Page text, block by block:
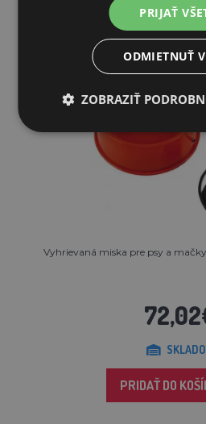
Vyhrievaná miska pre psy a mačky
PRIDAŤ DO
PRIJAŤ
ODMIETNUŤ
ZOBRAZIŤ